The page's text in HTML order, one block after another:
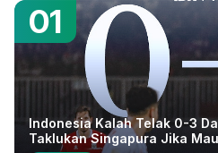
01
Indonesia Kalah Telak 0-3
Taklukan Singapura Jika